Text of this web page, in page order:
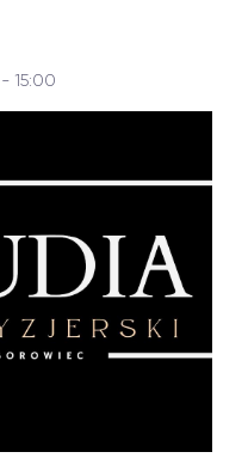
15:00